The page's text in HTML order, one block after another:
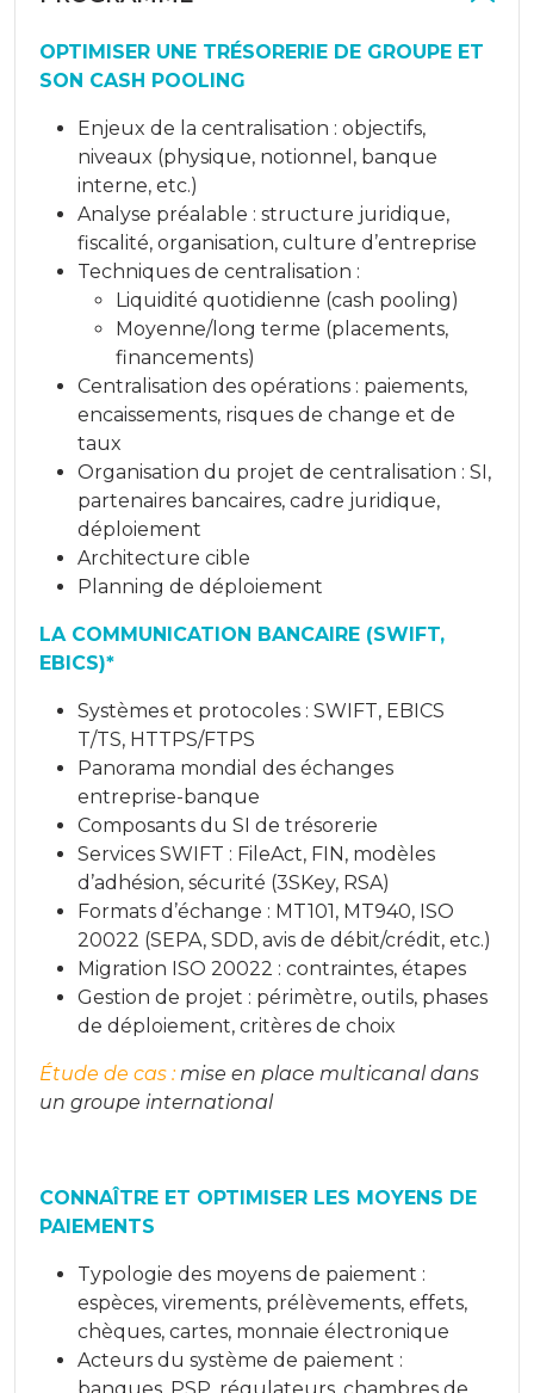
OPTIMISER UNE TRÉSORERIE DE GROUPE ET
SON CASH POOLING
Enjeux de la centralisation : objectifs,
niveaux (physique, notionnel, banque
interne, etc.)
Analyse préalable : structure juridique,
fiscalité, organisation, culture d’entreprise
Techniques de centralisation :
Liquidité quotidienne (cash pooling)
Moyenne/long terme (placements,
financements)
Centralisation des opérations : paiements,
encaissements, risques de change et de
taux
Organisation du projet de centralisation : SI,
partenaires bancaires, cadre juridique,
déploiement
Architecture cible
Planning de déploiement
LA COMMUNICATION BANCAIRE (SWIFT,
EBICS)*
Systèmes et protocoles : SWIFT, EBICS
T/TS, HTTPS/FTPS
Panorama mondial des échanges
entreprise-banque
Composants du SI de trésorerie
Services SWIFT : FileAct, FIN, modèles
d’adhésion, sécurité (3SKey, RSA)
Formats d’échange : MT101, MT940, ISO
20022 (SEPA, SDD, avis de débit/crédit, etc.)
Migration ISO 20022 : contraintes, étapes
Gestion de projet : périmètre, outils, phases
de déploiement, critères de choix
Étude de cas :mise en place multicanal dans
un groupe international
CONNAÎTRE ET OPTIMISER LES MOYENS DE
PAIEMENTS
Typologie des moyens de paiement :
espèces, virements, prélèvements, effets,
chèques, cartes, monnaie électronique
Acteurs du système de paiement :